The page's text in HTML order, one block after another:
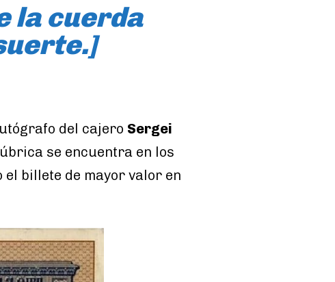
la cuerda
]
del cajero Sergei
se encuentra en los
el billete de mayor valor en